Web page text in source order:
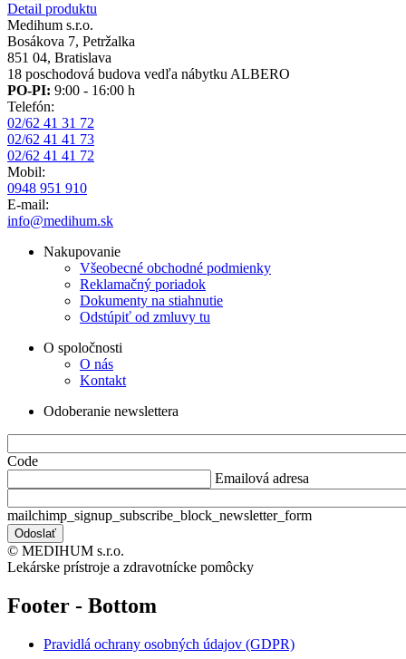
Detail produktu
Medihum s.r.o.
Bosákova 7, Petržalka
851 04, Bratislava
18 poschodová budova vedľa nábytku ALBERO
PO-PI: 9:00 - 16:00 h
Telefón:
02/62 41 31 72
02/62 41 41 73
02/62 41 41 72
Mobil:
0948 951 910
E-mail:
info@medihum.sk
Nakupovanie
Všeobecné obchodné podmienky
Reklamačný poriadok
Dokumenty na stiahnutie
Odstúpiť od zmluvy tu
O spoločnosti
O nás
Kontakt
Odoberanie newslettera
Code
Emailová adresa
mailchimp_signup_subscribe_block_newsletter_form
© MEDIHUM s.r.o.
Lekárske prístroje a zdravotnícke pomôcky
Footer - Bottom
Pravidlá ochrany osobných údajov (GDPR)